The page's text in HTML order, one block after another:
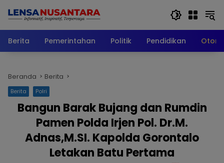
Berita
Pemerintahan Politik Pendidikan
Beranda Berita
Berita Polri
Bangun Barak Bujang dan Rumdin
Pamen Polda Irjen Pol. Dr.M.
Adnas,M.SI. Kapolda Gorontalo
Letakan Batu Pertama